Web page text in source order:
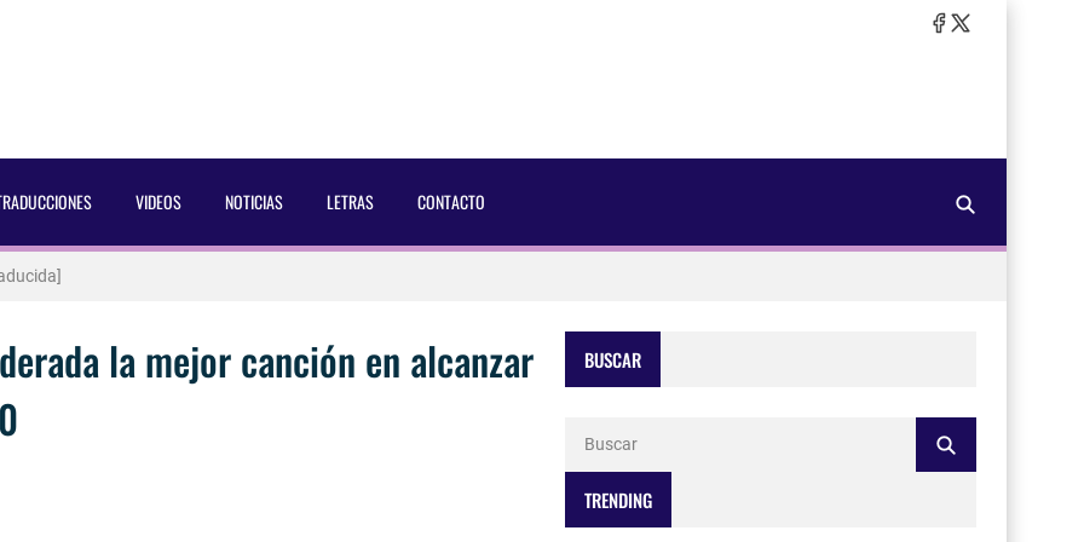
VIDEOS NOTICIAS LETRAS CONTACTO
[2025]
Mitchell, a la noticia de su muerte
para lo nuevo de GQ [2026]
la mejor canción en alcanzar
BUSCAR
TRENDING